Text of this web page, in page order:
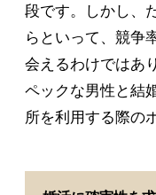
段です。しかし、
らといって、競争
会えるわけではあ
ペックな男性と結
所を利用する際の